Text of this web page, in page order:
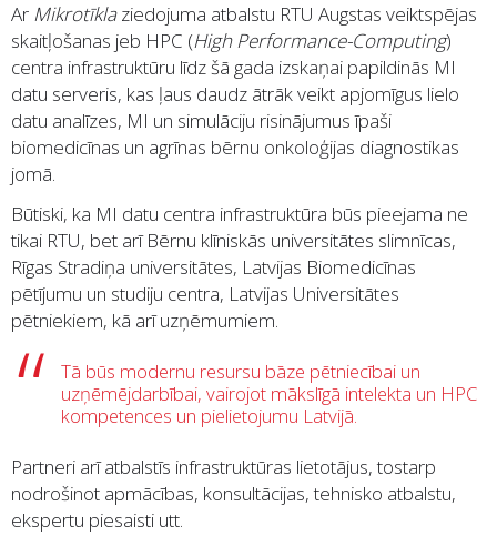
Ar Mikrotīklaziedojuma atbalstu RTU Augstas veiktspējas
skaitļošanas jeb HPC (High Performance-Computing)
centra infrastruktūru līdz šā gada izskaņai papildinās MI
datu serveris, kas ļaus daudz ātrāk veikt apjomīgus lielo
datu analīzes, MI un simulāciju risinājumus īpaši
biomedicīnas un agrīnas bērnu onkoloģijas diagnostikas
jomā.
Būtiski, ka MI datu centra infrastruktūra būs pieejama ne
tikai RTU, bet arī Bērnu klīniskās universitātes slimnīcas,
Rīgas Stradiņa universitātes, Latvijas Biomedicīnas
pētījumu un studiju centra, Latvijas Universitātes
pētniekiem, kā arī uzņēmumiem.
Tā būs modernu resursu bāze pētniecībai un
uzņēmējdarbībai, vairojot mākslīgā intelekta un HPC
kompetences un pielietojumu Latvijā.
Partneri arī atbalstīs infrastruktūras lietotājus, tostarp
nodrošinot apmācības, konsultācijas, tehnisko atbalstu,
ekspertu piesaisti utt.